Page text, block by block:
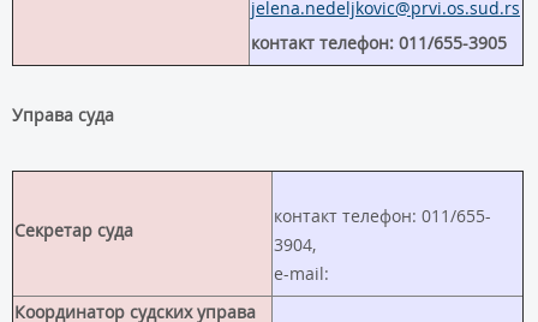
jelena.nedeljkovic@prvi.os.sud.rs
кoнтакт телефон: 011/655-3905
Управа суда
Секретар суда
контакт телефон: 011/655-
3904,
e-mail:
Координатор судских управа